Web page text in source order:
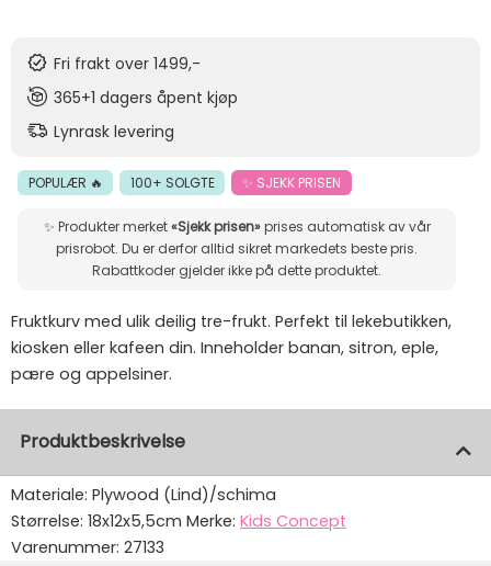
Fri frakt over 1499,-
365+1 dagers åpent kjøp
Lynrask levering
POPULÆR 🔥 100+ SOLGTE ✨ SJEKK PRISEN
✨ Produkter merket«Sjekk prisen»prises automatisk av vår
prisrobot. Du er derfor alltid sikret markedets beste pris.
Rabattkoder gjelder ikke på dette produktet.
Fruktkurv med ulik deilig tre-frukt. Perfekt til lekebutikken,
kiosken eller kafeen din. Inneholder banan, sitron, eple,
pære og appelsiner.
Produktbeskrivelse
Materiale: Plywood (Lind)/schima
Størrelse: 18x12x5,5cm Merke: Kids Concept
Varenummer: 27133